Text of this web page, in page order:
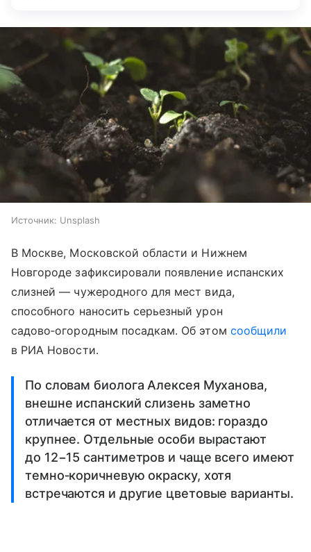
Источник: Unsplash
В Москве, Московской области и Нижнем
Новгороде зафиксировали появление испанских
слизней — чужеродного для мест вида,
способного наносить серьезный урон
садово‑огородным посадкам. Об этом сообщили
в РИА Новости.
По словам биолога Алексея Муханова,
внешне испанский слизень заметно
отличается от местных видов: гораздо
крупнее. Отдельные особи вырастают
до 12−15 сантиметров и чаще всего имеют
темно‑коричневую окраску, хотя
встречаются и другие цветовые варианты.